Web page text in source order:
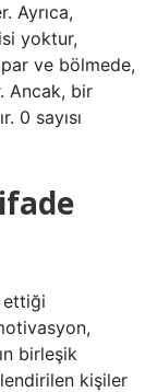
Ayrıca,
yoktur,
ve bölmede,
Ancak, bir
0 sayısı
ettiği
birleşik
kişiler